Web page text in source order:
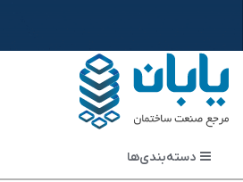
دسته‌بندی‌ها